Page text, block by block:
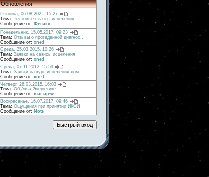
Обновления
Пятница, 06.08.2021, 15:27
Тема: Тестовые сеансы исцеления
Сообщение от: Феникс
Понедельник, 15.05.2017, 09:23
Тема: Отзывы о проведенной диагнос...
Сообщение от: xned
Среда, 25.03.2015, 10:26
Тема: Заявки на сеансы исцеления
Сообщение от: xned
Среда, 07.11.2012, 15:59
Тема: Заявки на курс исцеления дом...
Сообщение от: xned
Четверг, 26.03.2015, 16:03
Тема: Об Аква-Энергетике
Сообщение от: mamajew
Воскресенье, 16.07.2017, 09:46
Тема: Ощущения при принятии ИКСИ
Сообщение от: Note